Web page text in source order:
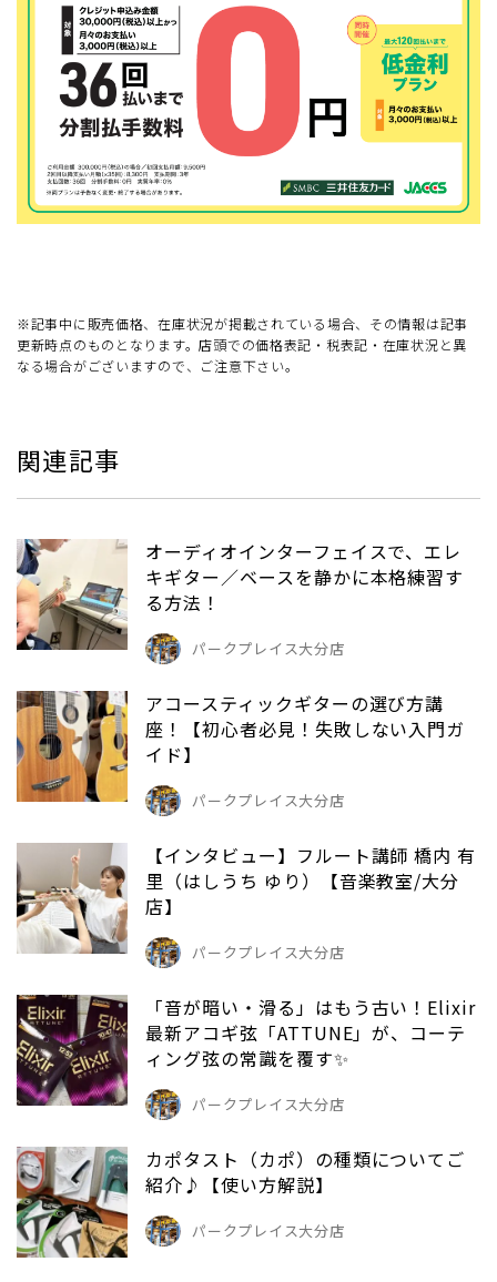
※記事中に販売価格、在庫状況が掲載されている場合、その情報は記事
更新時点のものとなります。店頭での価格表記・税表記・在庫状況と異
なる場合がございますので、ご注意下さい。
関連記事
オーディオインターフェイスで、エレ
キギター／ベースを静かに本格練習す
る方法！
パークプレイス大分店
アコースティックギターの選び方講
座！【初心者必見！失敗しない入門ガ
イド】
パークプレイス大分店
【インタビュー】フルート講師 橋内 有
里（はしうち ゆり）【音楽教室/大分
店】
パークプレイス大分店
「音が暗い・滑る」はもう古い！Elixir
最新アコギ弦「ATTUNE」が、コーテ
ィング弦の常識を覆す✨
パークプレイス大分店
カポタスト（カポ）の種類についてご
紹介♪【使い方解説】
パークプレイス大分店